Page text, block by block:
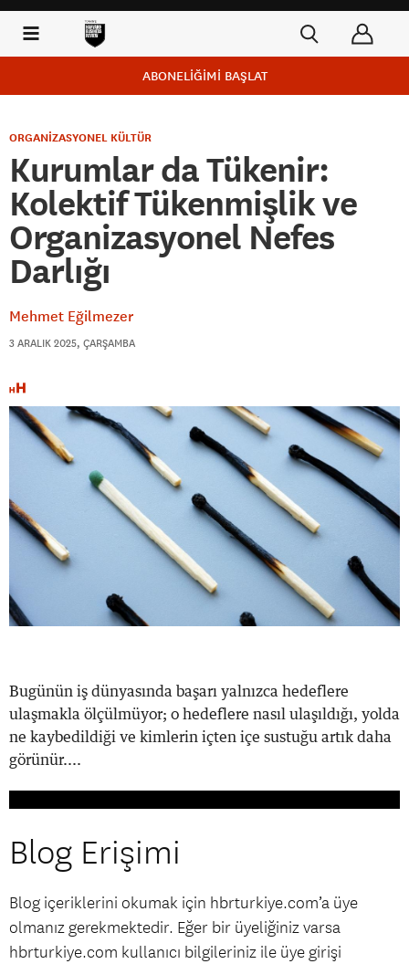
ABONELİĞİMİ BAŞLAT
ORGANİZASYONEL KÜLTÜR
Kurumlar da Tükenir:
Kolektif Tükenmişlik ve
Organizasyonel Nefes
Darlığı
Mehmet Eğilmezer
3 ARALIK 2025, ÇARŞAMBA
Bugünün iş dünyasında başarı yalnızca hedeflere
ulaşmakla ölçülmüyor; o hedeflere nasıl ulaşıldığı, yolda
ne kaybedildiği ve kimlerin içten içe sustuğu artık daha
görünür....
Blog Erişimi
Blog içeriklerini okumak için hbrturkiye.com’a üye
olmanız gerekmektedir. Eğer bir üyeliğiniz varsa
hbrturkiye.com kullanıcı bilgileriniz ile üye girişi